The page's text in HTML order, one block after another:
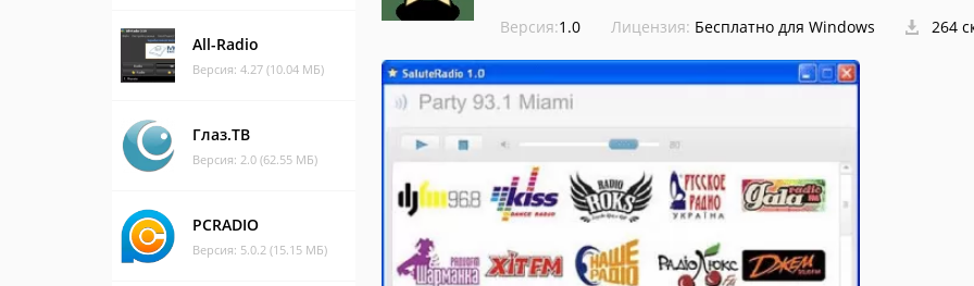
All-Radio
Версия: 4.27 (10.04 МБ)
Глаз.ТВ
Версия: 2.0 (62.55 МБ)
PCRADIO
Версия: 5.0.2 (15.15 МБ)
Версия:1.0 Лицензия: Бесплатно для Windows 264